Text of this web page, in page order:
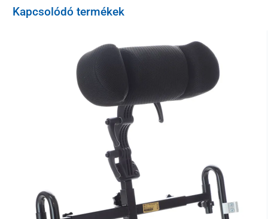
rögzítődik, rendelkezik vállpántokkal, melyek a hasrögzítő
pánthoz vannak csatolva.
a páciens hasa körül és a kerekesszék háttámlája körül
rögzítődik, rendelkezik lábak közti pánttal és a vállpántokat,
amelyek a hasrögzítő pánthoz vannak csatolva.
Kapcsolódó termékek